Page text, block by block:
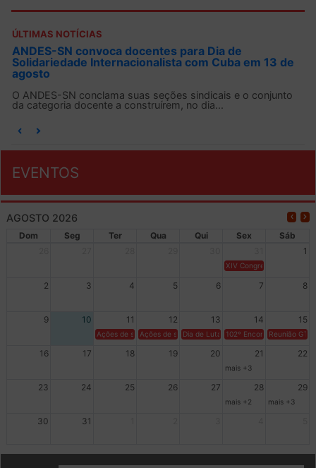
ÚLTIMAS NOTÍCIAS
ANDES-SN convoca docentes para Dia de
Solidariedade Internacionalista com Cuba em 13 de
agosto
O ANDES-SN conclama suas seções sindicais e o conjunto
da categoria docente a construírem, no dia...
EVENTOS
AGOSTO 2026
Dom Seg Ter Qua Qui Sex
Sáb
1
XIV Congresso Brasileiro
2 3 4 5 6 7 8
9 10 11 12 13 14 15
Ações de solidariedade a Cuba no Rio Grande do Sul - 100
Ações de solidariedade a Cuba no Rio Grande do
Dia de Luta em Defesa de Cuba e da
102º Encontro da
Reunião
16 17 18 19 20 21 22
mais +3
23 24 25 26 27 28 29
mais +2 mais +3
30 31